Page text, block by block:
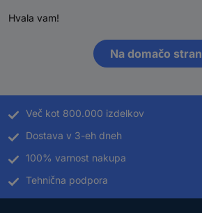
Hvala vam!
Na domačo stran
Več kot 800.000 izdelkov
Dostava v 3-eh dneh
100% varnost nakupa
Tehnična podpora